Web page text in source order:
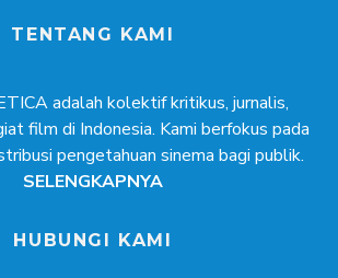
TENTANG KAMI
adalah kolektif kritikus, jurnalis,
film di Indonesia. Kami berfokus pada
pengetahuan sinema bagi publik.
SELENGKAPNYA
HUBUNGI KAMI